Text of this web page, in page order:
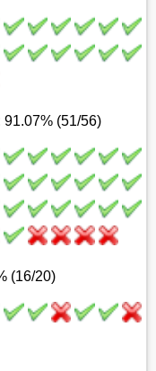
(51/56)
(16/20)